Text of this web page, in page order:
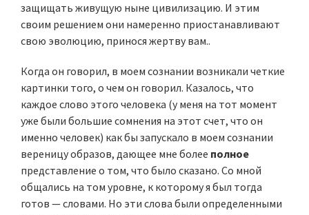
защищать живущую ныне цивилизацию. И этим
своим решением они намеренно приостанавливают
свою эволюцию, принося жертву вам..
Когда он говорил, в моем сознании возникали четкие
картинки того, о чем он говорил. Казалось, что
каждое слово этого человека (у меня на тот момент
уже были большие сомнения на этот счет, что он
именно человек) как бы запускало в моем сознании
вереницу образов, дающее мне более полное
представление о том, что было сказано. Со мной
общались на том уровне, к которому я был тогда
готов — словами. Но эти слова были определенными